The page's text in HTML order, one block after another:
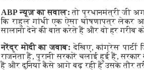
ABP न्यूज़ का सवालः तो प्रधानमंत्री जी
कि राहुल गांधी एक ऐसा घोषणापत्र लेकर
सालाना देने की बात करते हैं और वो हर
नरेंद्र मोदी का जवाबः देखिए, कांग्रेस
राजनेता हैं, पुरानी सरकारें चलाई हुई हैं,
हैं और दुनिया कैसे आगे बढ़ रही है उसके तौर